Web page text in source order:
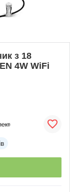
з 18
4W WiFi